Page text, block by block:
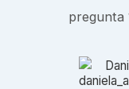
pregunta